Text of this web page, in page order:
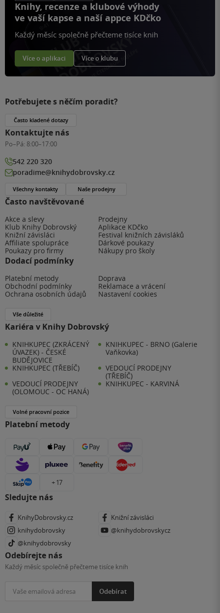
Knihy, recenze a klubové výhody
ve vaší kapse a naší appce KDčko
Každý měsíc společně přečteme tisíce knih
Více o aplikaci Více o klubu
Často navštěvované
Akce a slevy
Prodejny
Klub Knihy Dobrovský
Aplikace KDčko
Knižní závisláci
Festival knižních závisláků
Affiliate spolupráce
Dárkové poukazy
Poukazy pro firmy
Nákupy pro školy
Dodací podmínky
Platební metody
Doprava
Obchodní podmínky
Reklamace a vrácení
Ochrana osobních údajů
Nastavení cookies
Vše důležité
Kariéra v Knihy Dobrovský
KNIHKUPEC (ZKRÁCENÝ
ÚVAZEK) - ČESKÉ
BUDĚJOVICE
KNIHKUPEC - BRNO (Galerie
Vaňkovka)
KNIHKUPEC (TŘEBÍČ)
VEDOUCÍ PRODEJNY
(TŘEBÍČ)
VEDOUCÍ PRODEJNY
(OLOMOUC - OC HANÁ)
KNIHKUPEC - KARVINÁ
Volné pracovní pozice
Platební metody
+ 17
Sledujte nás
KnihyDobrovsky.cz
Knižní závisláci
knihydobrovsky
@knihydobrovskycz
@knihydobrovsky
Odebírejte nás
Každý měsíc společně přečteme tisíce knih
Odebírat
Potřebujete s něčím poradit?
Často kladené dotazy
Kontaktujte nás
Po–Pá: 8:00–17:00
542 220 320
poradime@knihydobrovsky.cz
Všechny kontakty Naše prodejny